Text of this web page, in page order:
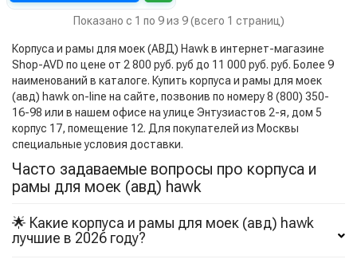
Показано с 1 по 9 из 9 (всего 1 страниц)
Корпуса и рамы для моек (АВД) Hawk в интернет-магазине
Shop-AVD по цене от 2 800 руб. руб до 11 000 руб. руб. Более 9
наименований в каталоге. Купить корпуса и рамы для моек
(авд) hawk on-line на сайте, позвонив по номеру 8 (800) 350-
16-98 или в нашем офисе на улице Энтузиастов 2-я, дом 5
корпус 17, помещение 12. Для покупателей из Москвы
специальные условия доставки.
Часто задаваемые вопросы про корпуса и
рамы для моек (авд) hawk
🌟 Какие корпуса и рамы для моек (авд) hawk
лучшие в 2026 году?